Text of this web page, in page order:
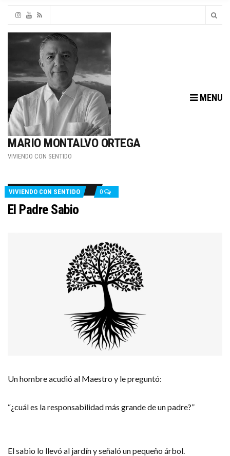
MARIO MONTALVO ORTEGA
VIVIENDO CON SENTIDO
MENU
VIVIENDO CON SENTIDO 0
El Padre Sabio
Un hombre acudió al Maestro y le preguntó:
“¿cuál es la responsabilidad más grande de un padre?”
El sabio lo llevó al jardín y señaló un pequeño árbol.